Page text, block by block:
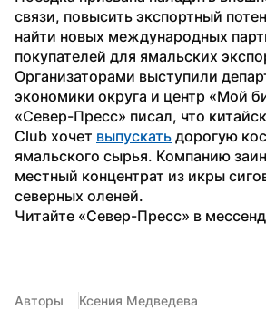
связи, повысить экспортный
найти новых международных
покупателей для ямальских
Организаторами выступили
экономики округа и центр «Мой
«Север-Пресс» писал, что
Club хочет выпускать дорогую
ямальского сырья. Компанию
местный концентрат из икры
северных оленей.
Читайте «Север-Пресс» в
Авторы Ксения Медведева